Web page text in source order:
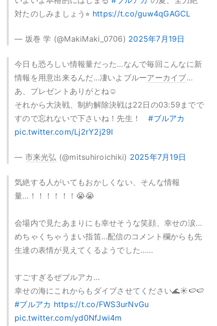
対たのしみましょう⭐︎ https://t.co/guw4qGAGCL
— 坂巻 学 (@MakiMaki_0706) 2025年7月19日
今日も恐ろしい情報量だった…なんで毎回こんなに新
情報を用意出来るんだ…凄いよブルーアーカイブ…
あ、プレゼントありがとね☺️
それから大決戦、制約解除決戦は22日の03:59までで
すので忘れないで下さいね！先生！#ブルアカ
pic.twitter.com/Lj2rY2j29I
— 市来光弘 (@mitsuhiroichiki) 2025年7月19日
気絶する人がいてもおかしくない、そんな情報
量…！！！！！！😭😭
会場内で見たあまりにも幸せそうな笑顔、幸せの涙…
めちゃくちゃうまい指笛…配信のコメント欄からも先
生達の表情が見えてくるようでした……
すごすぎるぜブルアカ…
幸せの海にこれからもダイブさせてください🌊☀️🍉🍉
#ブルアカ https://t.co/FWS3urNvGu
pic.twitter.com/yd0NfJwi4m